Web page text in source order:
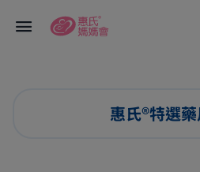
惠氏®特選